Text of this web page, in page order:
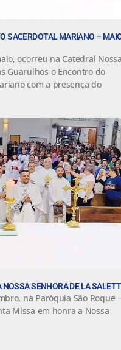
SACERDOTAL MARIANO –
ocorreu na Catedral Nossa
Guarulhos o Encontro do
com a presença do
SENHORA DE LA
na Paróquia São Roque –
Missa em honra a Nossa